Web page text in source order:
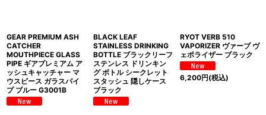
GEAR PREMIUM ASH
CATCHER
MOUTHPIECE GLASS
PIPE ギアプレミアム ア
ッシュキャッチャー マ
ウスピース ガラスパイ
プ ブルー G3001B
BLACK LEAF
STAINLESS DRINKING
BOTTLE ブラックリーフ
ステンレス ドリンキン
グ ボトル シークレット
スタッシュ 隠しケース
ブラック
RYOT VERB 510
VAPORIZER ヴァーブ ヴ
ェポライザー ブラック
6,200円(税込)